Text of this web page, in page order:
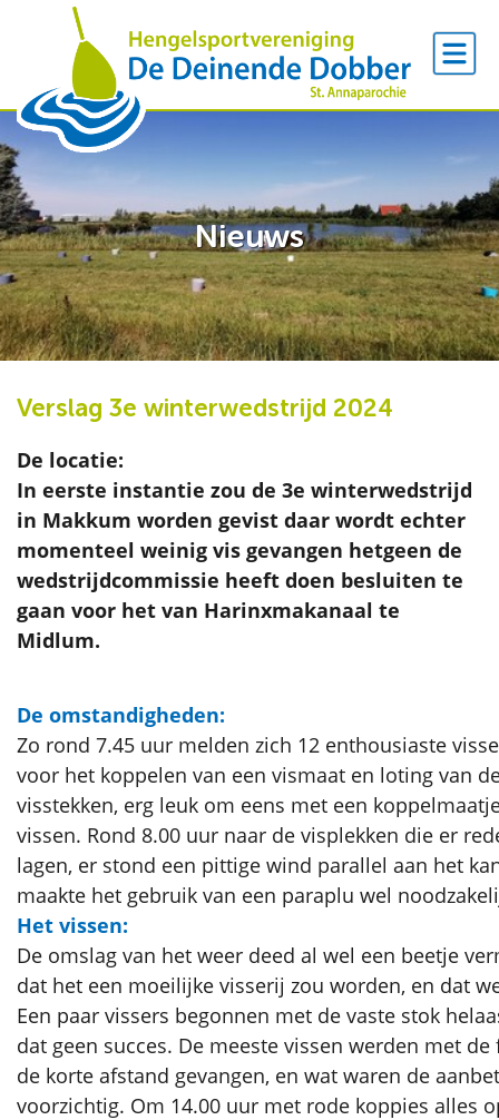
Nieuws
Verslag 3e winterwedstrijd 2024
De locatie:
In eerste instantie zou de 3e winterwedstrijd
in Makkum worden gevist daar wordt echter
momenteel weinig vis gevangen hetgeen de
wedstrijdcommissie heeft doen besluiten te
gaan voor het van Harinxmakanaal te
Midlum.
De omstandigheden:
Zo rond 7.45 uur melden zich 12 enthousiaste
voor het koppelen van een vismaat en loting van
visstekken, erg leuk om eens met een
vissen. Rond 8.00 uur naar de visplekken die er
lagen, er stond een pittige wind parallel aan het
maakte het gebruik van een paraplu wel
Het vissen:
De omslag van het weer deed al wel een beetje
dat het een moeilijke visserij zou worden, en dat
Een paar vissers begonnen met de vaste stok
dat geen succes. De meeste vissen werden met de
de korte afstand gevangen, en wat waren de
voorzichtig. Om 14.00 uur met rode koppies alles